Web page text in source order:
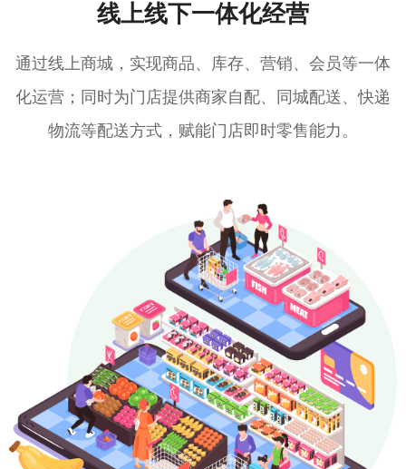
线上线下一体化经营
通过线上商城，实现商品、库存、营销、会员等一体
化运营；同时为门店提供商家自配、同城配送、快递
物流等配送方式，赋能门店即时零售能力。